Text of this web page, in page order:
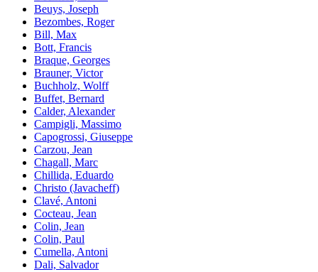
Beuys, Joseph
Bezombes, Roger
Bill, Max
Bott, Francis
Braque, Georges
Brauner, Victor
Buchholz, Wolff
Buffet, Bernard
Calder, Alexander
Campigli, Massimo
Capogrossi, Giuseppe
Carzou, Jean
Chagall, Marc
Chillida, Eduardo
Christo (Javacheff)
Clavé, Antoni
Cocteau, Jean
Colin, Jean
Colin, Paul
Cumella, Antoni
Dali, Salvador